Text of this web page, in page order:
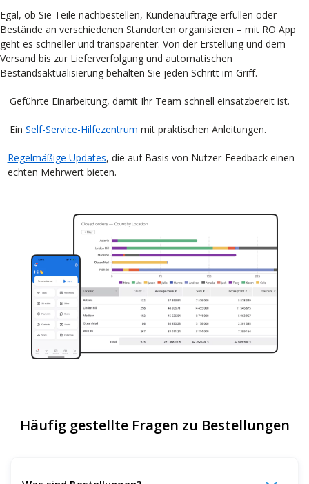
Egal, ob Sie Teile nachbestellen, Kundenaufträge erfüllen oder
Bestände an verschiedenen Standorten organisieren – mit RO App
geht es schneller und transparenter. Von der Erstellung und dem
Versand bis zur Lieferverfolgung und automatischen
Bestandsaktualisierung behalten Sie jeden Schritt im Griff.
Geführte Einarbeitung, damit Ihr Team schnell einsatzbereit ist.
Ein Self-Service-Hilfezentrum mit praktischen Anleitungen.
Regelmäßige Updates, die auf Basis von Nutzer-Feedback einen
echten Mehrwert bieten.
Häufig gestellte Fragen zu Bestellungen